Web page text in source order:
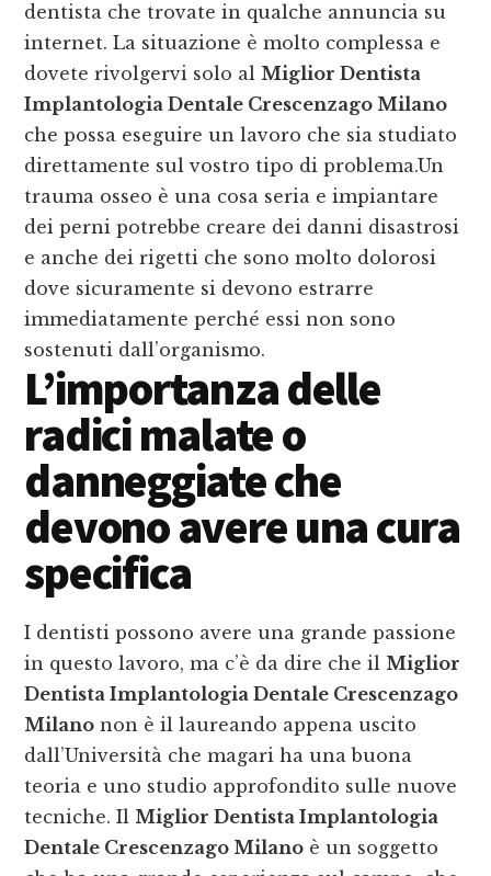
dentista che trovate in qualche annuncia su
internet. La situazione è molto complessa e
dovete rivolgervi solo al Miglior Dentista
Implantologia Dentale Crescenzago Milano
che possa eseguire un lavoro che sia studiato
direttamente sul vostro tipo di problema.Un
trauma osseo è una cosa seria e impiantare
dei perni potrebbe creare dei danni disastrosi
e anche dei rigetti che sono molto dolorosi
dove sicuramente si devono estrarre
immediatamente perché essi non sono
sostenuti dall’organismo.
L’importanza delle
radici malate o
danneggiate che
devono avere una cura
specifica
I dentisti possono avere una grande passione
in questo lavoro, ma c’è da dire che il Miglior
Dentista Implantologia Dentale Crescenzago
Milano non è il laureando appena uscito
dall’Università che magari ha una buona
teoria e uno studio approfondito sulle nuove
tecniche. Il Miglior Dentista Implantologia
Dentale Crescenzago Milano è un soggetto